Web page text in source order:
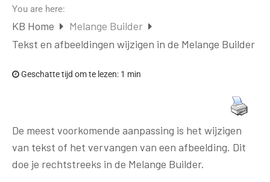
You are here:
KB Home
Melange Builder
Tekst en afbeeldingen wijzigen in de Melange Builder
Geschatte tijd om te lezen: 1 min
De meest voorkomende aanpassing is het wijzigen
van tekst of het vervangen van een afbeelding. Dit
doe je rechtstreeks in de Melange Builder.